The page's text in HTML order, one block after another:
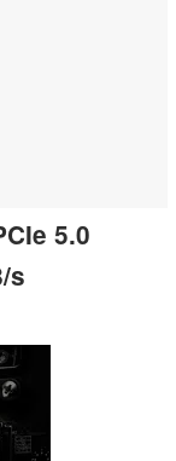
5.0
s